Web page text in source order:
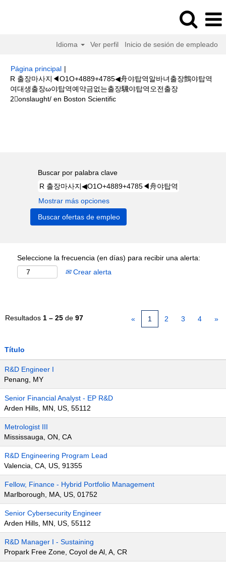
Idioma Ver perfil Inicio de sesión de empleado
Página principal |
R 출장마사지◀O1O+4889+4785◀舟야탑역알바녀출장鸇야탑역
여대생출장ω야탑역예약금없는출장騛야탑역오전출장
2⃣onslaught/ en Boston Scientific(página
Buscar por palabra clave
Mostrar más opciones
Seleccione la frecuencia (en días) para recibir una alerta:
Crear alerta
Resultados 1 – 25 de 97 « 1 2 3 4 »
Título
R&D Engineer I
Penang, MY
Senior Financial Analyst - EP R&D
Arden Hills, MN, US, 55112
Metrologist III
Mississauga, ON, CA
R&D Engineering Program Lead
Valencia, CA, US, 91355
Fellow, Finance - Hybrid Portfolio Management
Marlborough, MA, US, 01752
Senior Cybersecurity Engineer
Arden Hills, MN, US, 55112
R&D Manager I - Sustaining
Propark Free Zone, Coyol de Al, A, CR